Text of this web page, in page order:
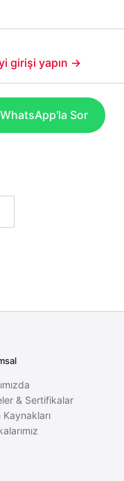
girişi yapın →
WhatsApp'la Sor
& Sertifikalar
Kaynakları